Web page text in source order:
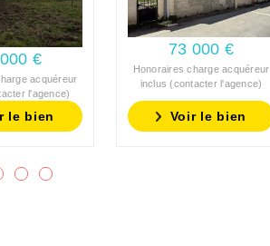
€
acquéreur
l'agence)
le bien
73 000 €
Honoraires charge acquéreur
inclus (contacter l'agence)
Voir le bien